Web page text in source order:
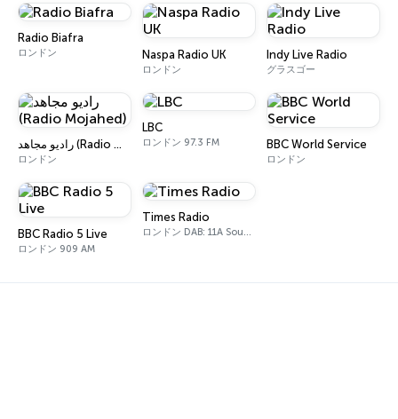
Radio Biafra
ロンドン Naspa Radio UK
ロンドン
Indy Live Radio
グラスゴー
رادیو مجاهد (Radio Mojahed)
ロンドン
LBC
ロンドン 97.3 FM BBC World Service
ロンドン
BBC Radio 5 Live
ロンドン 909 AM
Times Radio
ロンドン DAB: 11A Sound Digital